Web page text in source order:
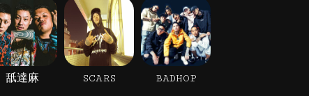
舐達麻 SCARS BADHOP